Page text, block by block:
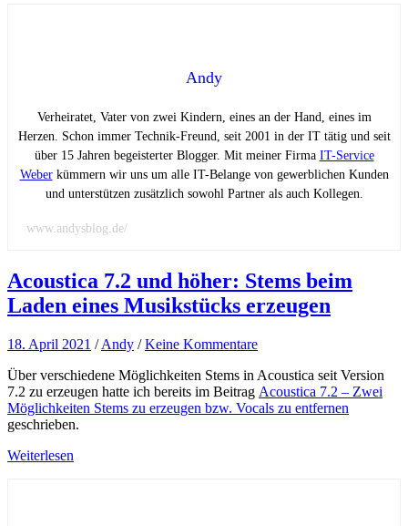
Andy
Verheiratet, Vater von zwei Kindern, eines an der Hand, eines im
Herzen. Schon immer Technik-Freund, seit 2001 in der IT tätig und seit
über 15 Jahren begeisterter Blogger. Mit meiner Firma IT-Service
Weberkümmern wir uns um alle IT-Belange von gewerblichen Kunden
und unterstützen zusätzlich sowohl Partner als auch Kollegen.
www.andysblog.de/
Acoustica 7.2 und höher: Stems beim
Laden eines Musikstücks erzeugen
18. April 2021 /Andy /Keine Kommentare
Über verschiedene Möglichkeiten Stems in Acoustica seit Version
7.2 zu erzeugen hatte ich bereits im Beitrag Acoustica 7.2 – Zwei
Möglichkeiten Stems zu erzeugen bzw. Vocals zu entfernen
geschrieben.
Weiterlesen